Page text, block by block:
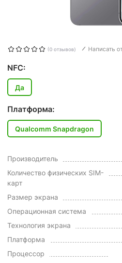
(0 отзывов) Написать
NFC:
Да
Платформа:
Qualcomm Snapdragon
Производитель
Количество физических SIM-
карт
Размер экрана
Операционная система
Технология экрана
Платформа
Процессор